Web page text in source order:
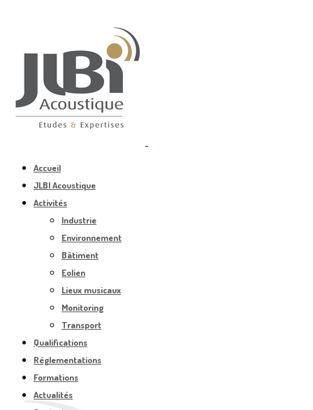
Accueil
JLBI Acoustique
Activités
Industrie
Environnement
Bâtiment
Eolien
Lieux musicaux
Monitoring
Transport
Qualifications
Réglementations
Formations
Actualités